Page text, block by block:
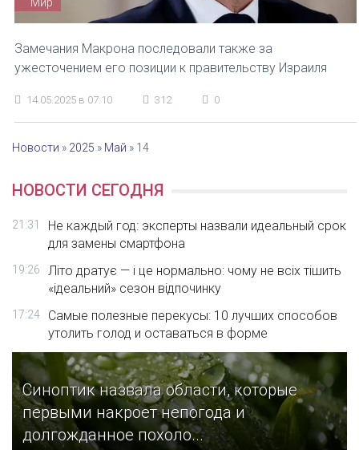
Замечания Макрона последовали также за
ужесточением его позиции к правительству Израиля
14.05.2025 в 07:10 312 0
Новости » 2025 » Май » 14
НОВОСТИ СЕГОДНЯ
21:31
Не каждый год: эксперты назвали идеальный срок
для замены смартфона
19:26
Літо дратує — і це нормально: чому не всіх тішить
«ідеальний» сезон відпочинку
17:24
Самые полезные перекусы: 10 лучших способов
утолить голод и оставаться в форме
Синоптик назвала области, которые
первыми накроет непогода и
долгожданное похоло...